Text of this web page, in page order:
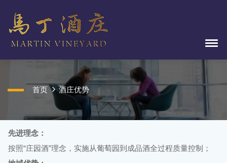
首页 酒庄优势
先进理念：
按照“庄园酒”理念，实施从葡萄园到成品酒全过程质量控制；